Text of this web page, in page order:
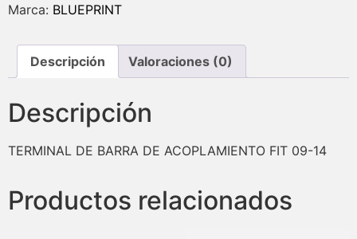
Marca: BLUEPRINT
Descripción Valoraciones (0)
Descripción
TERMINAL DE BARRA DE ACOPLAMIENTO FIT 09-14
Productos relacionados